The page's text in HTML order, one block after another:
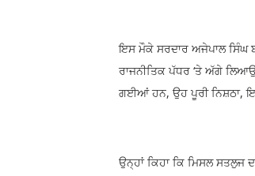
ਇਸ ਮੌਕੇ ਸਰਦਾਰ ਅਜੇਪਾਲ ਸਿੰਘ
ਰਾਜਨੀਤਿਕ ਪੱਧਰ ‘ਤੇ ਅੱਗੇ
ਗਈਆਂ ਹਨ, ਉਹ ਪੂਰੀ ਨਿਸ਼ਠਾ,
ਉਨ੍ਹਾਂ ਕਿਹਾ ਕਿ ਮਿਸਲ